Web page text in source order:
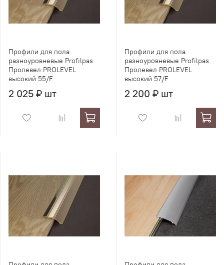
Профили для пола
разноуровневые Profilpas
Пролевел PROLEVEL
высокий 55/F
2 025 ₽ шт
Профили для пола
разноуровневые Profilpas
Пролевел PROLEVEL
высокий 57/F
2 200 ₽ шт